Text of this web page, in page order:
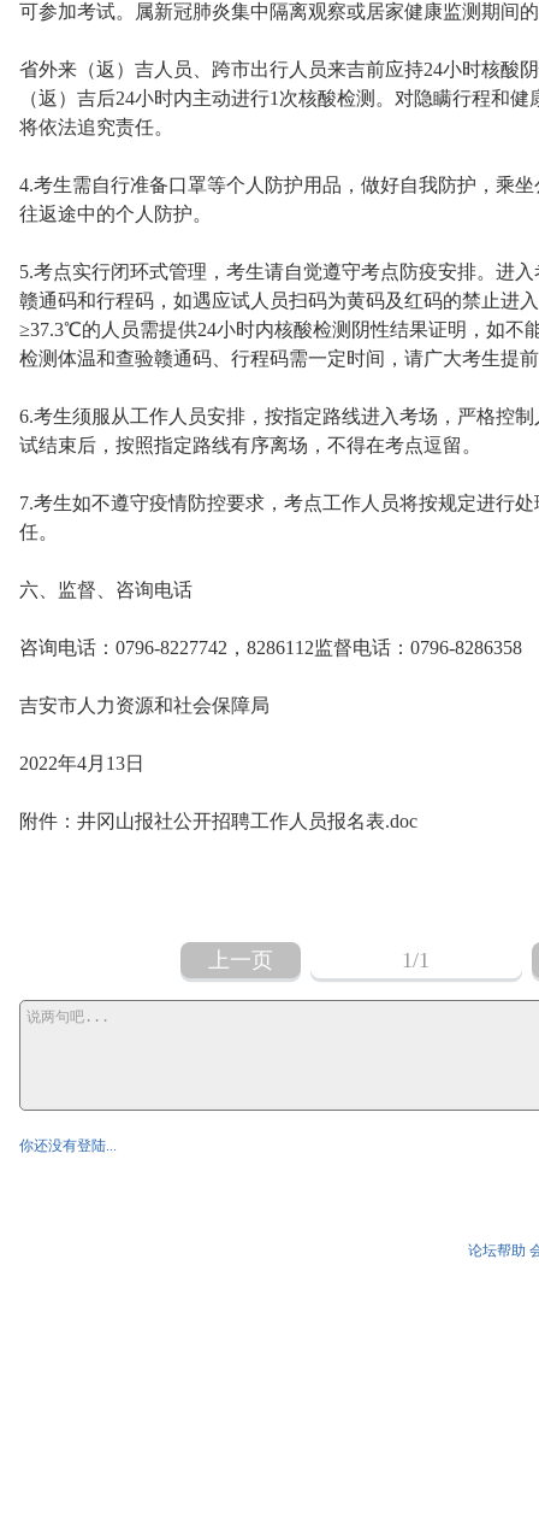
可参加考试。属新冠肺炎集中隔离观察或居家健康监测期间
省外来（返）吉人员、跨市出行人员来吉前应持24小时核酸
（返）吉后24小时内主动进行1次核酸检测。对隐瞒行程和
将依法追究责任。
4.考生需自行准备口罩等个人防护用品，做好自我防护，乘
往返途中的个人防护。
5.考点实行闭环式管理，考生请自觉遵守考点防疫安排。进
赣通码和行程码，如遇应试人员扫码为黄码及红码的禁止进
≥37.3℃的人员需提供24小时内核酸检测阴性结果证明，如不
检测体温和查验赣通码、行程码需一定时间，请广大考生提
6.考生须服从工作人员安排，按指定路线进入考场，严格控
试结束后，按照指定路线有序离场，不得在考点逗留。
7.考生如不遵守疫情防控要求，考点工作人员将按规定进行
任。
六、监督、咨询电话
咨询电话：0796-8227742，8286112监督电话：0796-8286358
吉安市人力资源和社会保障局
2022年4月13日
附件：井冈山报社公开招聘工作人员报名表.doc
上一页 1/1
你还没有登陆...
论坛帮助